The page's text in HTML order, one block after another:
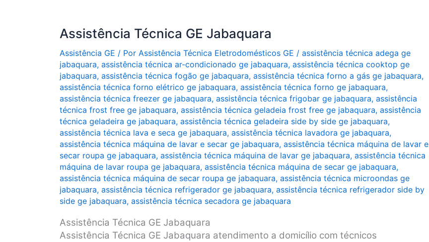
Assistência Técnica GE Jabaquara
Assistência GE / Por Assistência Técnica Eletrodomésticos GE / assistência técnica adega ge
jabaquara, assistência técnica ar-condicionado ge jabaquara, assistência técnica cooktop ge
jabaquara, assistência técnica fogão ge jabaquara, assistência técnica forno a gás ge jabaquara,
assistência técnica forno elétrico ge jabaquara, assistência técnica forno ge jabaquara,
assistência técnica freezer ge jabaquara, assistência técnica frigobar ge jabaquara, assistência
técnica frost free ge jabaquara, assistência técnica geladeia frost free ge jabaquara, assistência
técnica geladeira ge jabaquara, assistência técnica geladeira side by side ge jabaquara,
assistência técnica lava e seca ge jabaquara, assistência técnica lavadora ge jabaquara,
assistência técnica máquina de lavar e secar ge jabaquara, assistência técnica máquina de lavar e
secar roupa ge jabaquara, assistência técnica máquina de lavar ge jabaquara, assistência técnica
máquina de lavar roupa ge jabaquara, assistência técnica máquina de secar ge jabaquara,
assistência técnica máquina de secar roupa ge jabaquara, assistência técnica microondas ge
jabaquara, assistência técnica refrigerador ge jabaquara, assistência técnica refrigerador side by
side ge jabaquara, assistência técnica secadora ge jabaquara
Assistência Técnica GE Jabaquara
Assistência Técnica GE Jabaquara atendimento a domicílio com técnicos